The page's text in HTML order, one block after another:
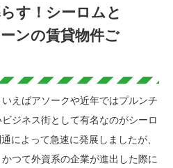
す！シーロムと
ンの賃貸物件ご
えばアソークや近年ではプルンチ
ジネス街として有名なのがシーロ
によって急速に発展しましたが、
つて外資系の企業が進出した際に